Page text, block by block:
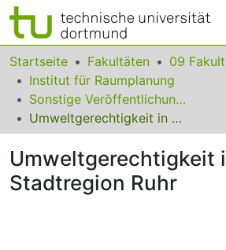
Bereiche & Sammlungen
Das gesamte Repositorium
Statistiken
FAQ
Leitlinien
Startseite Fakultäten
Institut für Raumplanung
Sonstige Veröffentlichungen
Umweltgerechtigkeit in der Stadtregion Ruhr
Umweltgerechtigkeit
Stadtregion Ruhr